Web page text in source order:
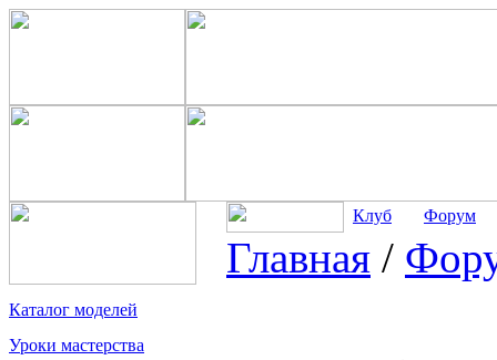
Каталог моделей
Уроки мастерства
Клуб Форум
Главная /